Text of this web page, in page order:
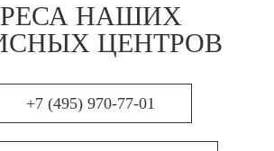
НАШИХ
ЦЕНТРОВ
+7 (495) 970-77-01